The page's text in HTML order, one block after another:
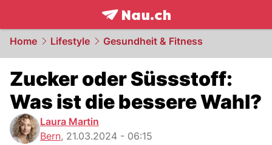
frontpage.NAU.ch
Home Lifestyle Gesundheit & Fitness
Zucker oder Süssstoff:
Was ist die bessere Wahl?
Laura Martin
Bern, 21.03.2024 - 06:15